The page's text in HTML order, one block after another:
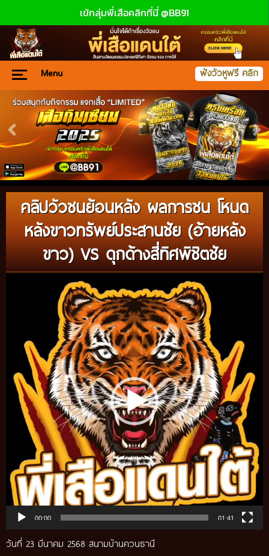
เข้กลุ่มพี่เสือคลิกที่นี่ @BB91
Menu ฟังวัวหูฟรี คลิก
คลิปวัวชนย้อนหลัง ผลการชน โหนด
หลังขาวทรัพย์ประสานชัย (อ้ายหลัง
ขาว) VS ดุกด้างสี่ทิศพิชิตชัย
00:00 01:41
วันที่ 23 มีนาคม 2568 สนามบ้านควนธานี